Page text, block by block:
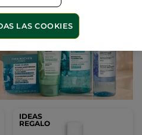
IDEAS
REGALO
LAS COOKIES